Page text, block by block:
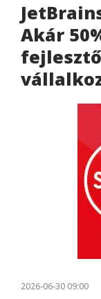
Akár
2026-06-30 09:00